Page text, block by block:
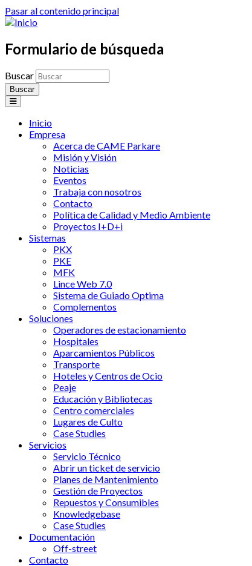
Pasar al contenido principal
Formulario de búsqueda
Buscar
Inicio
Empresa
Acerca de CAME Parkare
Misión y Visión
Noticias
Eventos
Trabaja con nosotros
Contacto
Política de Calidad y Medio Ambiente
Proyectos I+D+i
Sistemas
PKX
PKE
MFK
Lince Web 7.0
Sistema de Guiado Optima
Complementos
Soluciones
Operadores de estacionamiento
Hospitales
Aparcamientos Públicos
Transporte
Hoteles y Centros de Ocio
Peaje
Educación y Bibliotecas
Centro comerciales
Lugares de Culto
Case Studies
Servicios
Servicio Técnico
Abrir un ticket de servicio
Planes de Mantenimiento
Gestión de Proyectos
Repuestos y Consumibles
Knowledgebase
Case Studies
Documentación
Off-street
Contacto